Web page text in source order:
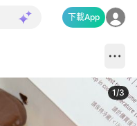
下載App
1/3